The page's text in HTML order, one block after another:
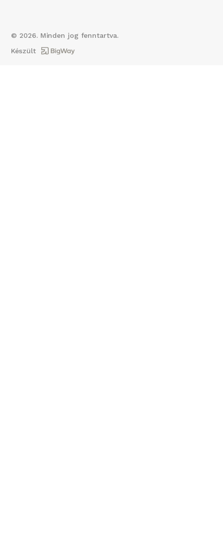
© 2026. Minden jog fenntartva.
Készült